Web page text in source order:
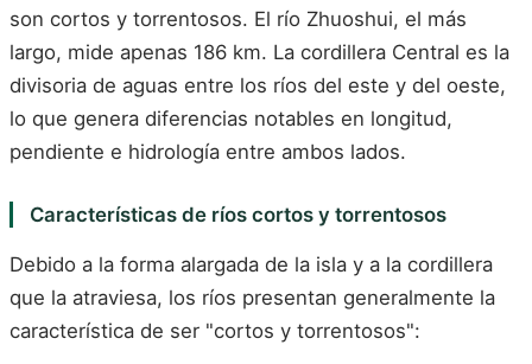
son cortos y torrentosos. El río Zhuoshui, el más
largo, mide apenas 186 km. La cordillera Central es la
divisoria de aguas entre los ríos del este y del oeste,
lo que genera diferencias notables en longitud,
pendiente e hidrología entre ambos lados.
Características de ríos cortos y torrentosos
Debido a la forma alargada de la isla y a la cordillera
que la atraviesa, los ríos presentan generalmente la
característica de ser "cortos y torrentosos":